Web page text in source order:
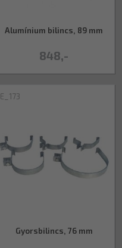
848,-
Alumínium bilincs, 89 mm
E_173
Gyorsbilincs, 76 mm